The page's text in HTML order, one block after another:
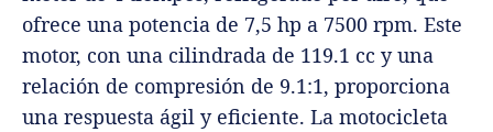
ofrece una potencia de 7,5 hp a 7500 rpm. Este
motor, con una cilindrada de 119.1 cc y una
relación de compresión de 9.1:1, proporciona
una respuesta ágil y eficiente. La motocicleta